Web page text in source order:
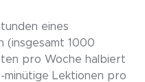
eines
(insgesamt 1000
pro Woche halbiert
Lektionen pro